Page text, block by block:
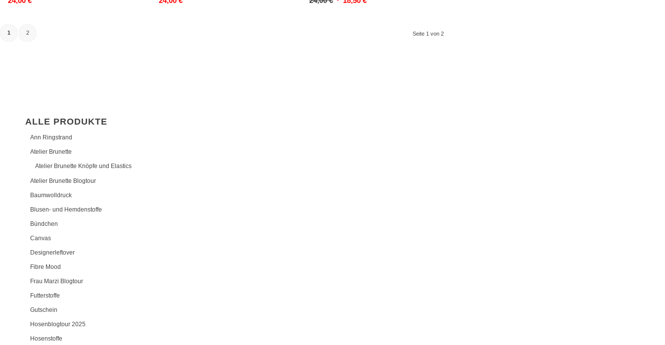
Seite 1 von 2
1 2
ALLE PRODUKTE
Ann Ringstrand
Atelier Brunette
Atelier Brunette Knöpfe und Elastics
Atelier Brunette Blogtour
Baumwolldruck
Blusen- und Hemdenstoffe
Bündchen
Canvas
Designerleftover
Fibre Mood
Frau Marzi Blogtour
Futterstoffe
Gutschein
Hosenblogtour 2025
Hosenstoffe